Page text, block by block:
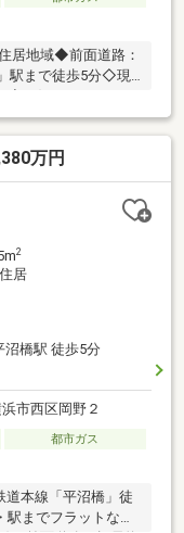
居地域◆前面道路：
駅まで徒歩5分◇現
歩5分圏内にスー
万円
2
居
沼橋駅 徒歩5分
市西区岡野２
都市ガス
本線「平沼橋」徒
までフラットなア